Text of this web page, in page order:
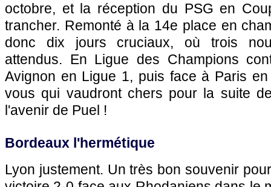
octobre, et la réception du PSG en
trancher. Remonté à la 14e place en
donc dix jours cruciaux, où trois
attendus. En Ligue des Champions
Avignon en Ligue 1, puis face à Paris
vous qui vaudront chers pour la suite
l'avenir de Puel !
Bordeaux l'hermétique
Lyon justement. Un très bon souvenir